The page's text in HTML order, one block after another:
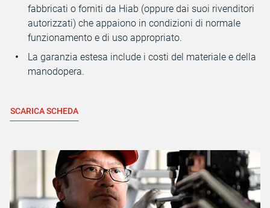
fabbricati o forniti da Hiab (oppure dai suoi rivenditori
autorizzati) che appaiono in condizioni di normale
funzionamento e di uso appropriato.
La garanzia estesa include i costi del materiale e della
manodopera.
SCARICA SCHEDA